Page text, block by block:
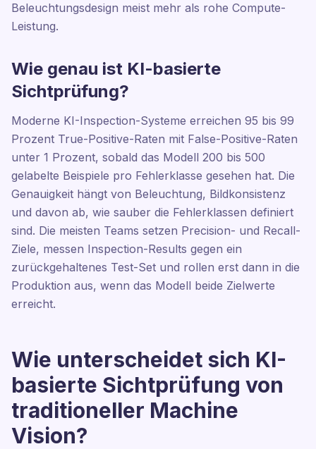
Beleuchtungsdesign meist mehr als rohe Compute-
Leistung.
Wie genau ist KI-basierte
Sichtprüfung?
Moderne KI-Inspection-Systeme erreichen 95 bis 99
Prozent True-Positive-Raten mit False-Positive-Raten
unter 1 Prozent, sobald das Modell 200 bis 500
gelabelte Beispiele pro Fehlerklasse gesehen hat. Die
Genauigkeit hängt von Beleuchtung, Bildkonsistenz
und davon ab, wie sauber die Fehlerklassen definiert
sind. Die meisten Teams setzen Precision- und Recall-
Ziele, messen Inspection-Results gegen ein
zurückgehaltenes Test-Set und rollen erst dann in die
Produktion aus, wenn das Modell beide Zielwerte
erreicht.
Wie unterscheidet sich KI-
basierte Sichtprüfung von
traditioneller Machine
Vision?